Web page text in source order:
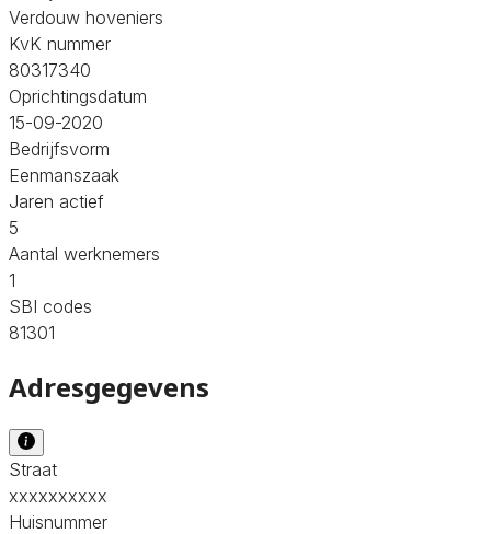
Verdouw hoveniers
KvK nummer
80317340
Oprichtingsdatum
15-09-2020
Bedrijfsvorm
Eenmanszaak
Jaren actief
5
Aantal werknemers
1
SBI codes
81301
Adresgegevens
Straat
xxxxxxxxxx
Huisnummer